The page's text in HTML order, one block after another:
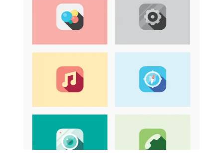
Лізинг та оренда сайту
ЗАМОВИТИ СТВОРЕННЯ
ДОМЕНИ ТА ХОСТИНГ
HOT
Доменні імена
Відновлення доступу до хостингу
Налаштування домену та хостингу
РОЗМІСТИ СВОЮ ПУБЛІКАЦІЮ